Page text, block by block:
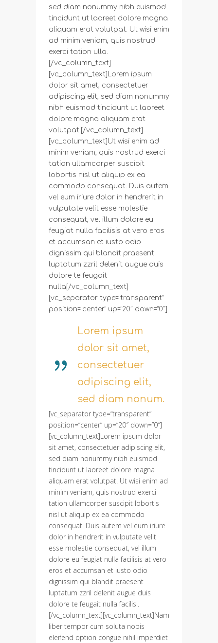
sed diam nonummy nibh euismod
tincidunt ut laoreet dolore magna
aliquam erat volutpat. Ut wisi enim
ad minim veniam, quis nostrud
exerci tation ulla.
[/vc_column_text]
[vc_column_text]Lorem ipsum
dolor sit amet, consectetuer
adipiscing elit, sed diam nonummy
nibh euismod tincidunt ut laoreet
dolore magna aliquam erat
volutpat.[/vc_column_text]
[vc_column_text]Ut wisi enim ad
minim veniam, quis nostrud exerci
tation ullamcorper suscipit
lobortis nisl ut aliquip ex ea
commodo consequat. Duis autem
vel eum iriure dolor in hendrerit in
vulputate velit esse molestie
consequat, vel illum dolore eu
feugiat nulla facilisis at vero eros
et accumsan et iusto odio
dignissim qui blandit praesent
luptatum zzril delenit augue duis
dolore te feugait
nulla[/vc_column_text]
[vc_separator type=”transparent”
position=”center” up=”20″ down=”0″]
Lorem ipsum
dolor sit amet,
consectetuer
adipiscing elit,
sed diam nonum.
[vc_separator type=”transparent”
position=”center” up=”20″ down=”0″]
[vc_column_text]Lorem ipsum dolor
sit amet, consectetuer adipiscing elit,
sed diam nonummy nibh euismod
tincidunt ut laoreet dolore magna
aliquam erat volutpat. Ut wisi enim ad
minim veniam, quis nostrud exerci
tation ullamcorper suscipit lobortis
nisl ut aliquip ex ea commodo
consequat. Duis autem vel eum iriure
dolor in hendrerit in vulputate velit
esse molestie consequat, vel illum
dolore eu feugiat nulla facilisis at vero
eros et accumsan et iusto odio
dignissim qui blandit praesent
luptatum zzril delenit augue duis
dolore te feugait nulla facilisi.
[/vc_column_text][vc_column_text]Nam
liber tempor cum soluta nobis
eleifend option congue nihil imperdiet